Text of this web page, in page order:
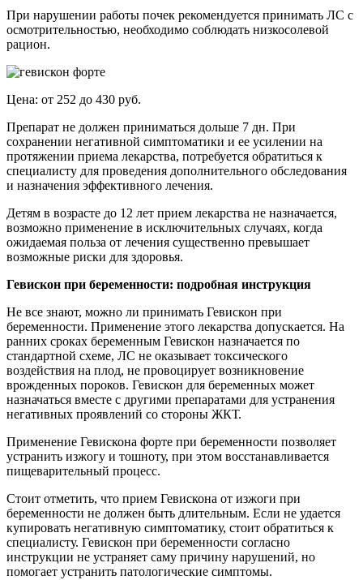
При нарушении работы почек рекомендуется принимать ЛС с
осмотрительностью, необходимо соблюдать низкосолевой
рацион.
Цена: от 252 до 430 руб.
Препарат не должен приниматься дольше 7 дн. При
сохранении негативной симптоматики и ее усилении на
протяжении приема лекарства, потребуется обратиться к
специалисту для проведения дополнительного обследования
и назначения эффективного лечения.
Детям в возрасте до 12 лет прием лекарства не назначается,
возможно применение в исключительных случаях, когда
ожидаемая польза от лечения существенно превышает
возможные риски для здоровья.
Гевискон при беременности: подробная инструкция
Не все знают, можно ли принимать Гевискон при
беременности. Применение этого лекарства допускается. На
ранних сроках беременным Гевискон назначается по
стандартной схеме, ЛС не оказывает токсического
воздействия на плод, не провоцирует возникновение
врожденных пороков. Гевискон для беременных может
назначаться вместе с другими препаратами для устранения
негативных проявлений со стороны ЖКТ.
Применение Гевискона форте при беременности позволяет
устранить изжогу и тошноту, при этом восстанавливается
пищеварительный процесс.
Стоит отметить, что прием Гевискона от изжоги при
беременности не должен быть длительным. Если не удается
купировать негативную симптоматику, стоит обратиться к
специалисту. Гевискон при беременности согласно
инструкции не устраняет саму причину нарушений, но
помогает устранить патологические симптомы.